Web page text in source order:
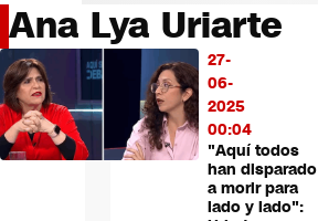
País
Mundo
Negocios
Deportes
Programas completos
Ana Lya Uriarte
27-
06-
2025
00:04
"Aquí todos
han disparado
a morir para
lado y lado":
LO
MÁS
LEÍDO